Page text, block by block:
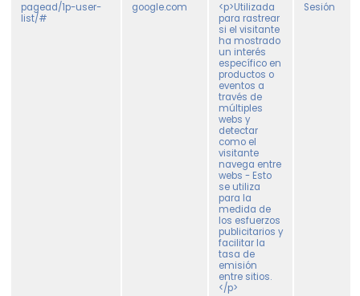
pagead/1p-user-
list/#
google.com
<p>Utilizada
para rastrear
si el visitante
ha mostrado
un interés
específico en
productos o
eventos a
través de
múltiples
webs y
detectar
como el
visitante
navega entre
webs - Esto
se utiliza
para la
medida de
los esfuerzos
publicitarios y
facilitar la
tasa de
emisión
entre sitios.
</p>
Sesión